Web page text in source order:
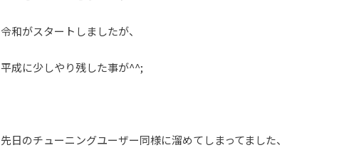
令和がスタートしましたが、
平成に少しやり残した事が^^;
先日のチューニングユーザー同様に溜めてしまってました、